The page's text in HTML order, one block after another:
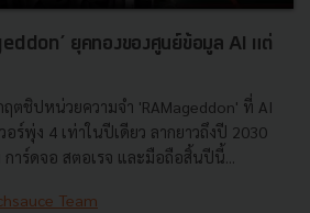
ยุคทองของศูนย์ข้อมูล AI แต่
ตชิปหน่วยความจำ 'RAMageddon' ที่ AI
ร์พุ่ง 4 เท่าในปีเดียว ลากยาวถึงปี 2030
าร์ดจอ สตอเรจ และมือถือสิ้นปีนี้...
Team